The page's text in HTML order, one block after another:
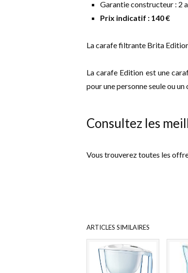
Garantie constructeur : 2
Prix indicatif : 140 €
La carafe filtrante Brita
La carafe Edition est une
pour une personne seule ou un
Consultez les
Vous trouverez toutes les
ARTICLES SIMILAIRES